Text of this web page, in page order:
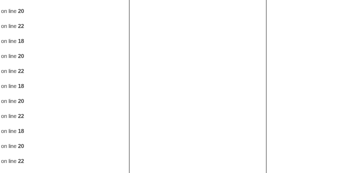
on line 20
on line 22
on line 18
on line 20
on line 22
on line 18
on line 20
on line 22
on line 18
on line 20
on line 22